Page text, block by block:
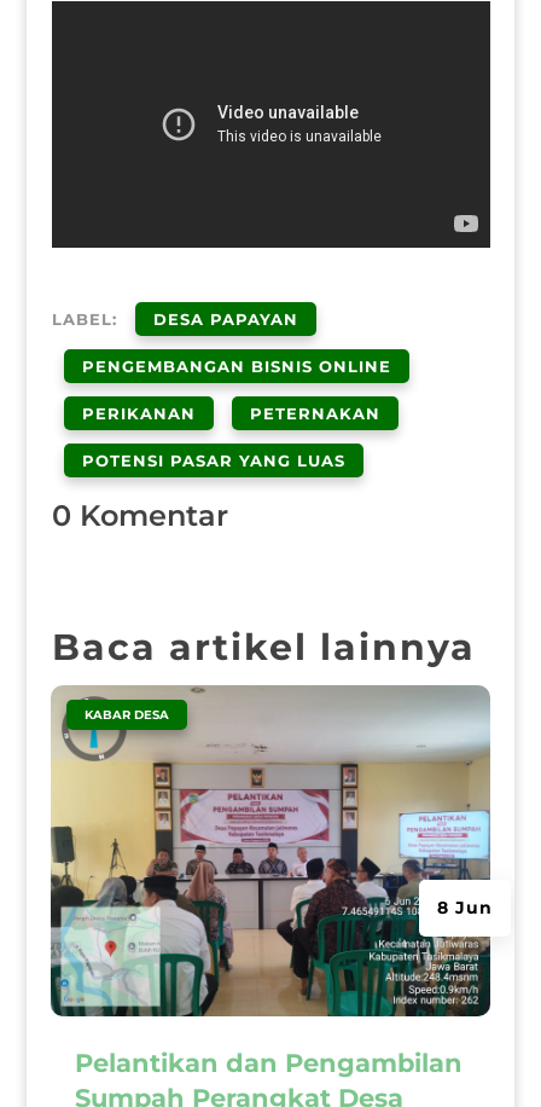
LABEL: DESA PAPAYAN
PENGEMBANGAN BISNIS ONLINE
PERIKANAN PETERNAKAN
POTENSI PASAR YANG LUAS
0 Komentar
Baca artikel lainnya
Pelantikan dan Pengambilan
Sumpah Perangkat Desa
8 Jun
KABAR DESA